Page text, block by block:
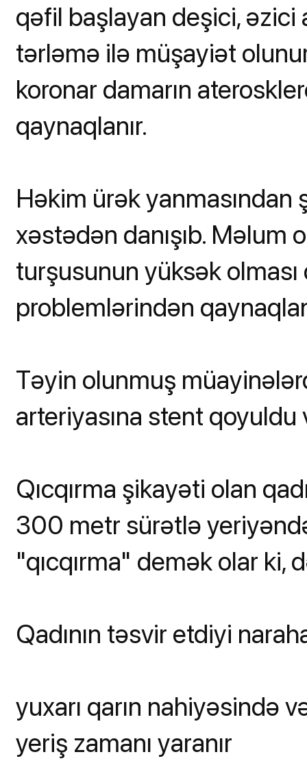
qəfil başlayan deşici, əzici
tərləmə ilə müşayiət
koronar damarın
qaynaqlanır.
Həkim ürək
xəstədən danışıb. Məlum
turşusunun yüksək
problemlərindən
Təyin olunmuş
arteriyasına stent qoyuldu
Qıcqırma şikayəti olan
300 metr sürətlə
"qıcqırma" demək olar ki,
Qadının təsvir etdiyi
yuxarı qarın nahiyəsində
yeriş zamanı yaranır